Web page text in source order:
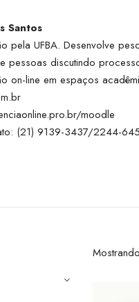
Santos
pela UFBA. Desenvolve
pessoas discutindo
on-line em espaços
moodle
(21) 9139-3437/2244-